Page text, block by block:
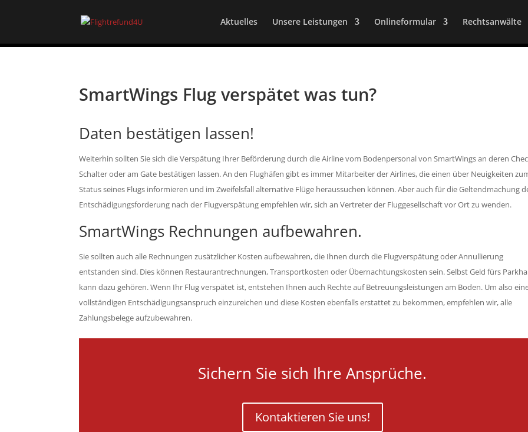
Aktuelles Unsere Leistungen Onlineformular Rechtsanwälte
SmartWings Flug verspätet was tun?
Daten bestätigen lassen!
Weiterhin sollten Sie sich die Verspätung Ihrer Beförderung durch die Airline vom Bodenpersonal von SmartWings an deren
Schalter oder am Gate bestätigen lassen. An den Flughäfen gibt es immer Mitarbeiter der Airlines, die einen über Neuigkeiten
Status seines Flugs informieren und im Zweifelsfall alternative Flüge heraussuchen können. Aber auch für die Geltendmachung
Entschädigungsforderung nach der Flugverspätung empfehlen wir, sich an Vertreter der Fluggesellschaft vor Ort zu wenden.
SmartWings Rechnungen aufbewahren.
Sie sollten auch alle Rechnungen zusätzlicher Kosten aufbewahren, die Ihnen durch die Flugverspätung oder Annullierung
entstanden sind. Dies können Restaurantrechnungen, Transportkosten oder Übernachtungskosten sein. Selbst Geld fürs
kann dazu gehören. Wenn Ihr Flug verspätet ist, entstehen Ihnen auch Rechte auf Betreuungsleistungen am Boden. Um also
vollständigen Entschädigungsanspruch einzureichen und diese Kosten ebenfalls erstattet zu bekommen, empfehlen wir, alle
Zahlungsbelege aufzubewahren.
Sichern Sie sich Ihre Ansprüche.
Kontaktieren Sie uns!